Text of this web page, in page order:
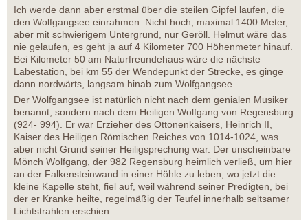
Ich werde dann aber erstmal über die steilen Gipfel laufen, die
den Wolfgangsee einrahmen. Nicht hoch, maximal 1400 Meter,
aber mit schwierigem Untergrund, nur Geröll. Helmut wäre das
nie gelaufen, es geht ja auf 4 Kilometer 700 Höhenmeter hinauf.
Bei Kilometer 50 am Naturfreundehaus wäre die nächste
Labestation, bei km 55 der Wendepunkt der Strecke, es ginge
dann nordwärts, langsam hinab zum Wolfgangsee.
Der Wolfgangsee ist natürlich nicht nach dem genialen Musiker
benannt, sondern nach dem Heiligen Wolfgang von Regensburg
(924- 994). Er war Erzieher des Ottonenkaisers, Heinrich II,
Kaiser des Heiligen Römischen Reiches von 1014-1024, was
aber nicht Grund seiner Heiligsprechung war. Der unscheinbare
Mönch Wolfgang, der 982 Regensburg heimlich verließ, um hier
an der Falkensteinwand in einer Höhle zu leben, wo jetzt die
kleine Kapelle steht, fiel auf, weil während seiner Predigten, bei
der er Kranke heilte, regelmäßig der Teufel innerhalb seltsamer
Lichtstrahlen erschien.